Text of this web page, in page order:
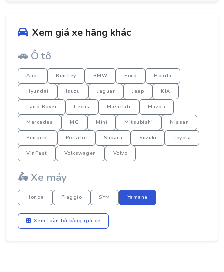
Xem giá xe hãng khác
🚗 Ô tô
Audi Bentley BMW Ford Honda
Hyundai Isuzu Jaguar Jeep KIA
Land Rover Lexus Maserati Mazda
Mercedes MG Mini Mitsubishi Nissan
Peugeot Porsche Subaru Suzuki Toyota
VinFast Volkswagen Volvo
🛵 Xe máy
Honda Piaggio SYM Yamaha
Xem toàn bộ bảng giá xe